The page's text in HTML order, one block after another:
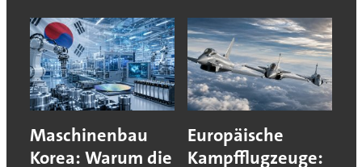
Maschinenbau
Korea: Warum die
Europäische
Kampfflugzeuge: